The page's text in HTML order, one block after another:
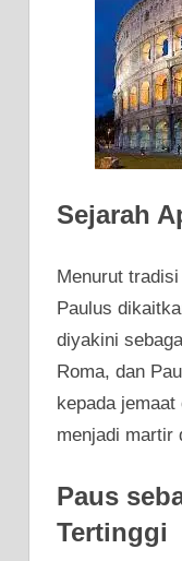
Sejarah
Menurut
Paulus
diyakini
Roma, dan
kepada
menjadi martir
Paus
Tertinggi